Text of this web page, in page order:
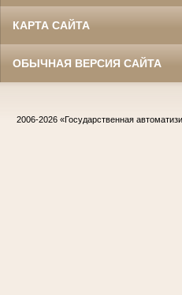
КАРТА САЙТА
ОБЫЧНАЯ ВЕРСИЯ САЙТА
2006-2026 «Государственная